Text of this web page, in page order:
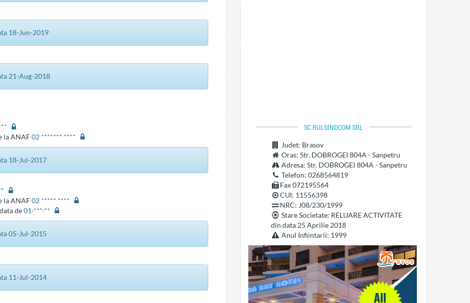
18-Jun-2019
21-Aug-2018
la ANAF02 ******* ****
18-Jul-2017
la ANAF02 ***** ****
de01-***-**
05-Jul-2015
11-Jul-2014
SC RULSINDCOM SRL
Judet: Brasov
Oras: Str. DOBROGEI 804A - Sanpetru
Adresa: Str. DOBROGEI 804A - Sanpetru
Telefon: 0268564819
Fax 072195564
CUI: 11556398
NRC: J08/230/1999
Stare Societate: RELUARE ACTIVITATE
din data 25 Aprilie 2018
Anul Infiintarii: 1999